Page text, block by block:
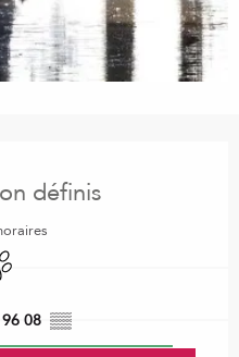
définis
acceptés
08 ▒▒